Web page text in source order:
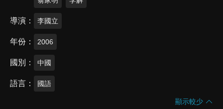
導演 李國立
年份 2006
國別 中國
語言 國語
顯示較少